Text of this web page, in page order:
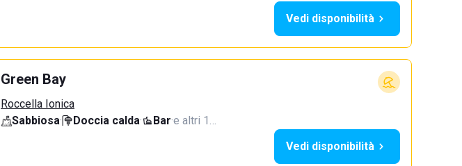
Vedi disponibilità
Green Bay
Roccella Ionica
Sabbiosa· Doccia calda· Bar·e altri 1…
Vedi disponibilità